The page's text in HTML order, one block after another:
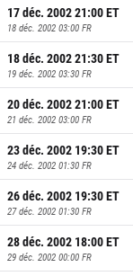
17 déc. 2002 21:00ET
18 déc. 2002 03:00 FR
18 déc. 2002 21:30ET
19 déc. 2002 03:30 FR
20 déc. 2002 21:00ET
21 déc. 2002 03:00 FR
23 déc. 2002 19:30ET
24 déc. 2002 01:30 FR
26 déc. 2002 19:30ET
27 déc. 2002 01:30 FR
28 déc. 2002 18:00ET
29 déc. 2002 00:00 FR